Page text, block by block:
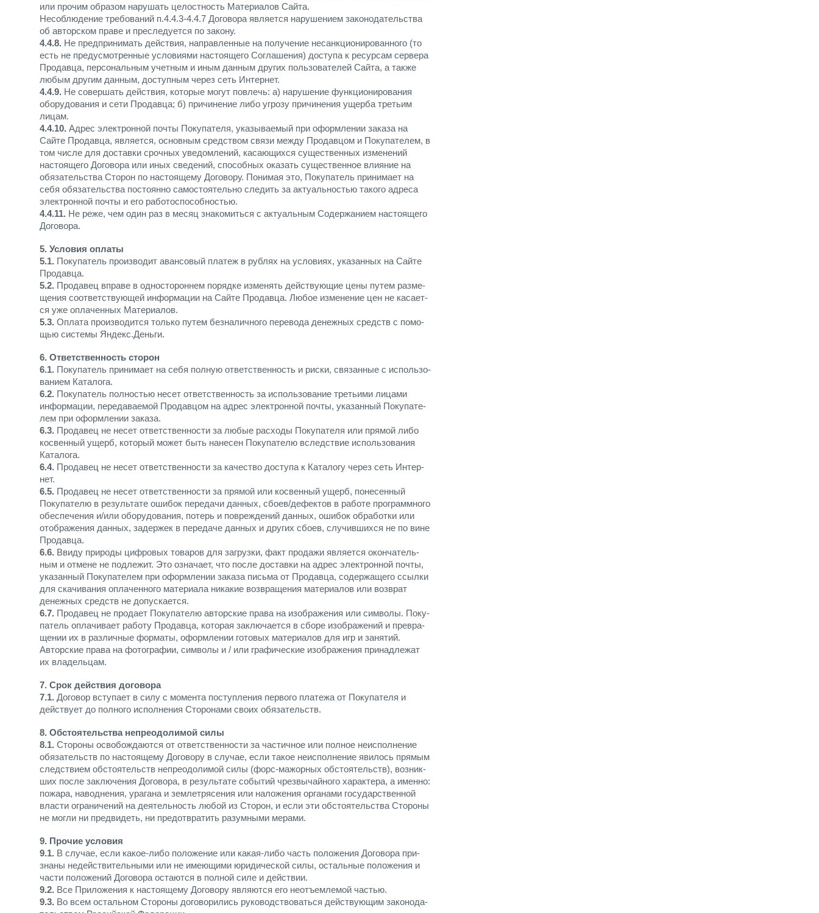
или прочим образом нарушать целостность Материалов Сайта.
Несоблюдение требований п.4.4.3-4.4.7 Договора является нарушением законодательства
об авторском праве и преследуется по закону.
4.4.8. Не предпринимать действия, направленные на получение несанкционированного (то
есть не предусмотренные условиями настоящего Соглашения) доступа к ресурсам сервера
Продавца, персональным учетным и иным данным других пользователей Сайта, а также
любым другим данным, доступным через сеть Интернет.
4.4.9. Не совершать действия, которые могут повлечь: а) нарушение функционирования
оборудования и сети Продавца; б) причинение либо угрозу причинения ущерба третьим
лицам.
4.4.10. Адрес электронной почты Покупателя, указываемый при оформлении заказа на
Сайте Продавца, является, основным средством связи между Продавцом и Покупателем, в
том числе для доставки срочных уведомлений, касающихся существенных изменений
настоящего Договора или иных сведений, способных оказать существенное влияние на
обязательства Сторон по настоящему Договору. Понимая это, Покупатель принимает на
себя обязательства постоянно самостоятельно следить за актуальностью такого адреса
электронной почты и его работоспособностью.
4.4.11. Не реже, чем один раз в месяц знакомиться с актуальным Содержанием настоящего
Договора.
5. Условия оплаты
5.1. Покупатель производит авансовый платеж в рублях на условиях, указанных на Сайте
Продавца.
5.2. Продавец вправе в одностороннем порядке изменять действующие цены путем разме-
щения соответствующей информации на Сайте Продавца. Любое изменение цен не касает-
ся уже оплаченных Материалов.
5.3. Оплата производится только путем безналичного перевода денежных средств с помо-
щью системы Яндекс.Деньги.
6. Ответственность сторон
6.1. Покупатель принимает на себя полную ответственность и риски, связанные с использо-
ванием Каталога.
6.2. Покупатель полностью несет ответственность за использование третьими лицами
информации, передаваемой Продавцом на адрес электронной почты, указанный Покупате-
лем при оформлении заказа.
6.3. Продавец не несет ответственности за любые расходы Покупателя или прямой либо
косвенный ущерб, который может быть нанесен Покупателю вследствие использования
Каталога.
6.4. Продавец не несет ответственности за качество доступа к Каталогу через сеть Интер-
нет.
6.5. Продавец не несет ответственности за прямой или косвенный ущерб, понесенный
Покупателю в результате ошибок передачи данных, сбоев/дефектов в работе программного
обеспечения и/или оборудования, потерь и повреждений данных, ошибок обработки или
отображения данных, задержек в передаче данных и других сбоев, случившихся не по вине
Продавца.
6.6. Ввиду природы цифровых товаров для загрузки, факт продажи является окончатель-
ным и отмене не подлежит. Это означает, что после доставки на адрес электронной почты,
указанный Покупателем при оформлении заказа письма от Продавца, содержащего ссылки
для скачивания оплаченного материала никакие возвращения материалов или возврат
денежных средств не допускается.
6.7. Продавец не продает Покупателю авторские права на изображения или символы. Поку-
патель оплачивает работу Продавца, которая заключается в сборе изображений и превра-
щении их в различные форматы, оформлении готовых материалов для игр и занятий.
Авторские права на фотографии, символы и / или графические изображения принадлежат
их владельцам.
7. Срок действия договора
7.1. Договор вступает в силу с момента поступления первого платежа от Покупателя и
действует до полного исполнения Сторонами своих обязательств.
8. Обстоятельства непреодолимой силы
8.1. Стороны освобождаются от ответственности за частичное или полное неисполнение
обязательств по настоящему Договору в случае, если такое неисполнение явилось прямым
следствием обстоятельств непреодолимой силы (форс-мажорных обстоятельств), возник-
ших после заключения Договора, в результате событий чрезвычайного характера, а именно:
пожара, наводнения, урагана и землетрясения или наложения органами государственной
власти ограничений на деятельность любой из Сторон, и если эти обстоятельства Стороны
не могли ни предвидеть, ни предотвратить разумными мерами.
9. Прочие условия
9.1. В случае, если какое-либо положение или какая-либо часть положения Договора при-
знаны недействительными или не имеющими юридической силы, остальные положения и
части положений Договора остаются в полной силе и действии.
9.2. Все Приложения к настоящему Договору являются его неотъемлемой частью.
9.3. Во всем остальном Стороны договорились руководствоваться действующим законода-